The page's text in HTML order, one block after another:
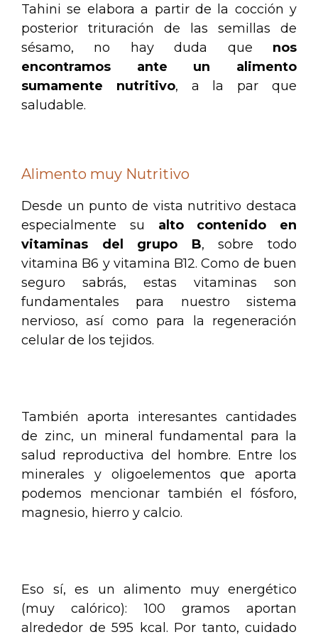
Tahini se elabora a partir de la cocción y
posterior trituración de las semillas de
sésamo, no hay duda que nos
encontramos ante un alimento
sumamente nutritivo, a la par que
saludable.
Alimento muy Nutritivo
Desde un punto de vista nutritivo destaca
especialmente su alto contenido en
vitaminas del grupo B, sobre todo
vitamina B6 y vitamina B12. Como de buen
seguro sabrás, estas vitaminas son
fundamentales para nuestro sistema
nervioso, así como para la regeneración
celular de los tejidos.
También aporta interesantes cantidades
de zinc, un mineral fundamental para la
salud reproductiva del hombre. Entre los
minerales y oligoelementos que aporta
podemos mencionar también el fósforo,
magnesio, hierro y calcio.
Eso sí, es un alimento muy energético
(muy calórico): 100 gramos aportan
alrededor de 595 kcal. Por tanto, cuidado